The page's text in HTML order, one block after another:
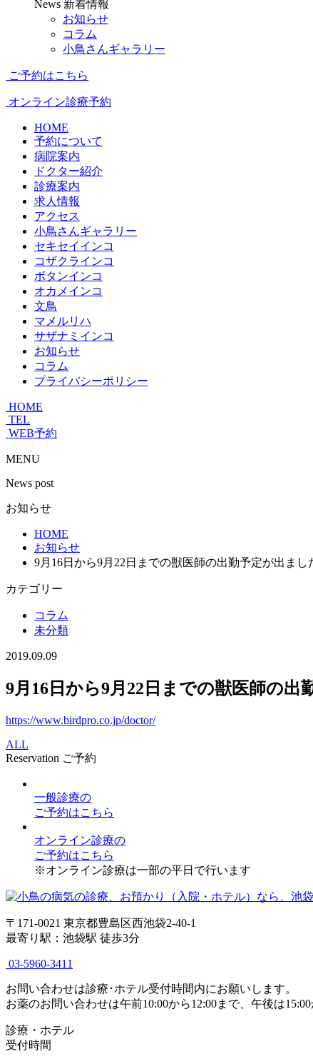
News 新着情報
お知らせ
コラム
小鳥さんギャラリー
ご予約はこちら
オンライン診療予約
HOME
予約について
病院案内
ドクター紹介
診療案内
求人情報
アクセス
小鳥さんギャラリー
セキセイインコ
コザクラインコ
ボタンインコ
オカメインコ
文鳥
マメルリハ
サザナミインコ
お知らせ
コラム
プライバシーポリシー
HOME
TEL
WEB予約
MENU
News post
お知らせ
HOME
お知らせ
9月16日から9月22日までの獣医師の出勤予定が出まし
カテゴリー
コラム
未分類
2019.09.09
9月16日から9月22日までの獣医師の出
https://www.birdpro.co.jp/doctor/
ALL
Reservation ご予約
一般診療の
ご予約はこちら
オンライン診療の
ご予約はこちら
※オンライン診療は一部の平日で行います
〒171-0021 東京都豊島区西池袋2-40-1
最寄り駅：池袋駅 徒歩3分
03-5960-3411
お問い合わせは診療･ホテル受付時間内にお願いします。
お薬のお問い合わせは午前10:00から12:00まで、午後は15:00
診療・ホテル
受付時間